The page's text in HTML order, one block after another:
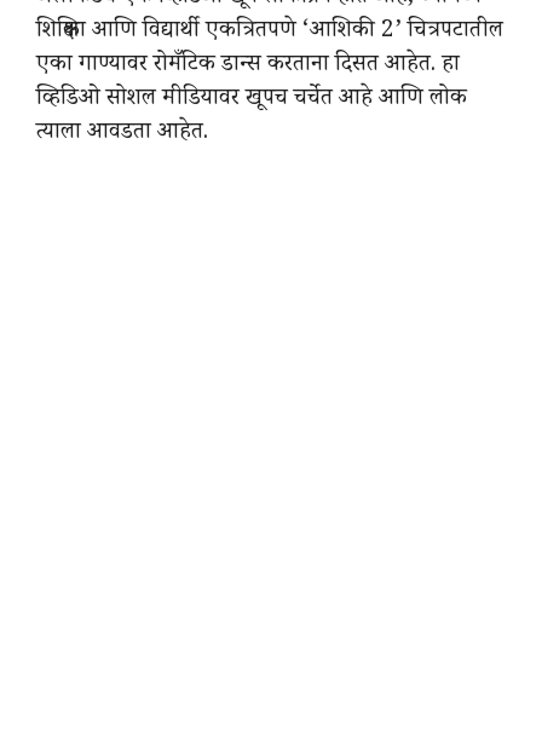
शिक्षिका आणि विद्यार्थी एकत्रितपणे ‘आशिकी 2’ चित्रपटातील
एका गाण्यावर रोमँटिक डान्स करताना दिसत आहेत. हा
व्हिडिओ सोशल मीडियावर खूपच चर्चेत आहे आणि लोक
त्याला आवडता आहेत.